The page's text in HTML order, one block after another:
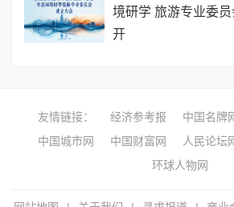
境研学 旅游专业委
开
友情链接： 经济参考报 中国名牌
中国城市网
中国财富网 人民论坛
环球人物网